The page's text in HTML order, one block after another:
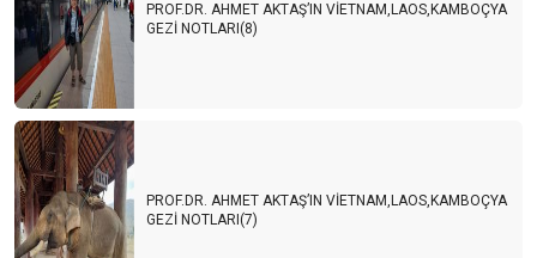
PROF.DR. AHMET AKTAŞ’IN VİETNAM,LAOS,KAMBOÇYA
GEZİ NOTLARI(8)
PROF.DR. AHMET AKTAŞ’IN VİETNAM,LAOS,KAMBOÇYA
GEZİ NOTLARI(7)